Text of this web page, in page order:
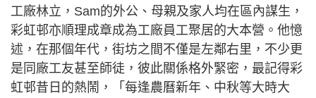
工廠林立，Sam的外公、母親及家人均在區內謀生，
彩虹邨亦順理成章成為工廠員工聚居的大本營。他憶
述，在那個年代，街坊之間不僅是左鄰右里，不少更
是同廠工友甚至師徒，彼此關係格外緊密，最記得彩
虹邨昔日的熱鬧，「每逢農曆新年、中秋等大時大